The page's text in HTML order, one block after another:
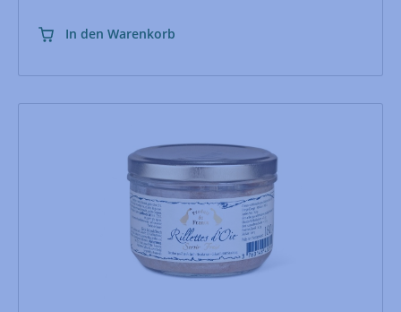
In den Warenkorb